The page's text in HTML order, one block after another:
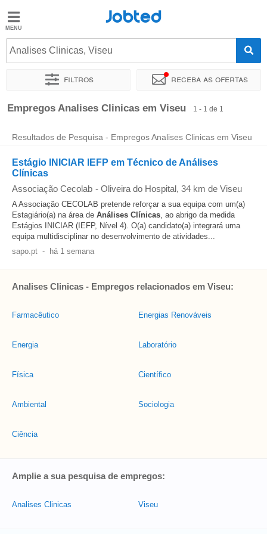
Jobted
Empregos
Salários
Jobted
Analises Clinicas, Viseu
Filtros Receba as ofertas
Ordenar por Localidade exata
Empregos Analises Clinicas em Viseu 1 - 1 de 1
Resultados de Pesquisa - Empregos Analises Clinicas em Viseu
Estágio INICIAR IEFP em Técnico de Análises
Clínicas
Associação Cecolab - Oliveira do Hospital, 34 km de Viseu
A Associação CECOLAB pretende reforçar a sua equipa com um(a)
Estagiário(a) na área de Análises Clínicas, ao abrigo da medida
Estágios INICIAR (IEFP, Nível 4). O(a) candidato(a) integrará uma
equipa multidisciplinar no desenvolvimento de atividades...
sapo.pt - há 1 semana
Analises Clinicas - Empregos relacionados em Viseu:
Farmacêutico
Energia
Física
Ambiental
Ciência
Energias Renováveis
Laboratório
Científico
Sociologia
Amplie a sua pesquisa de empregos:
Analises Clinicas Viseu